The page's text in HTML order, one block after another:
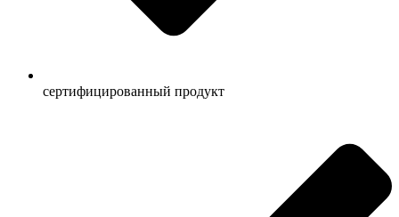
сертифицированный продукт